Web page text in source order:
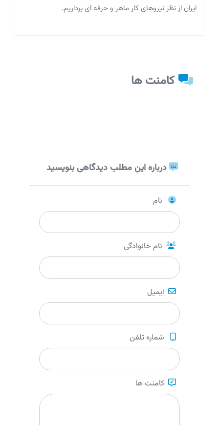
ایران از نظر نیروهای کار ماهر و حرفه ای برداریم.
کامنت ها
درباره این مطلب دیدگاهی بنویسید
نام
نام خانوادگی
ایمیل
شماره تلفن
کامنت ها